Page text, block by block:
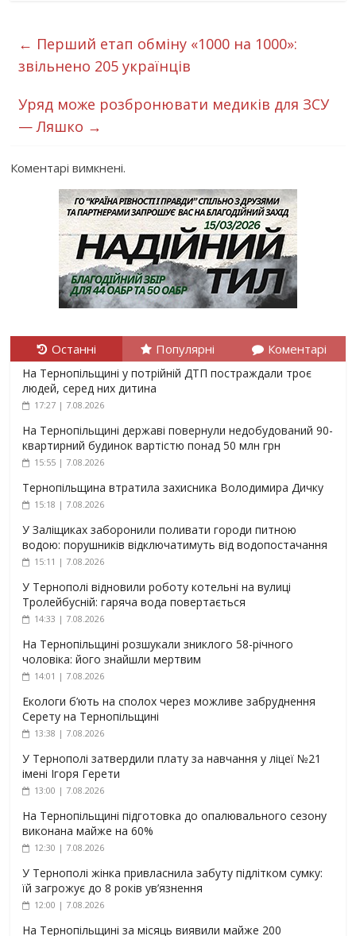
← Перший етап обміну «1000 на 1000»:
звільнено 205 українців
Уряд може розбронювати медиків для ЗСУ
— Ляшко →
Коментарі вимкнені.
Останні Популярні Коментарі
На Тернопільщині у потрійній ДТП постраждали троє
людей, серед них дитина
17:27 | 7.08.2026
На Тернопільщині державі повернули недобудований 90-
квартирний будинок вартістю понад 50 млн грн
15:55 | 7.08.2026
Тернопільщина втратила захисника Володимира Дичку
15:18 | 7.08.2026
У Заліщиках заборонили поливати городи питною
водою: порушників відключатимуть від водопостачання
15:11 | 7.08.2026
У Тернополі відновили роботу котельні на вулиці
Тролейбусній: гаряча вода повертається
14:33 | 7.08.2026
На Тернопільщині розшукали зниклого 58-річного
чоловіка: його знайшли мертвим
14:01 | 7.08.2026
Екологи б’ють на сполох через можливе забруднення
Серету на Тернопільщині
13:38 | 7.08.2026
У Тернополі затвердили плату за навчання у ліцеї №21
імені Ігоря Герети
13:00 | 7.08.2026
На Тернопільщині підготовка до опалювального сезону
виконана майже на 60%
12:30 | 7.08.2026
У Тернополі жінка привласнила забуту підлітком сумку:
їй загрожує до 8 років ув’язнення
12:00 | 7.08.2026
На Тернопільщині за місяць виявили майже 200